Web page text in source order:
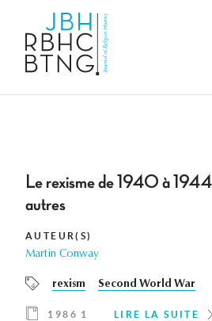
Le rexisme de 1940 à
autres
AUTEUR(S)
Martin Conway
rexism Second World War
1986 1 LIRE LA SUITE